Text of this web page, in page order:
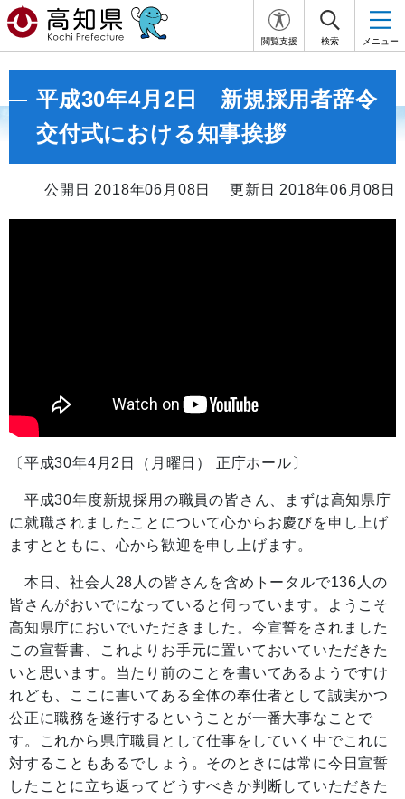
閲覧支援 検索 メニュー
平成30年4月2日 新規採用者辞令
交付式における知事挨拶
公開日 2018年06月08日 更新日 2018年06月08日
〔平成30年4月2日（月曜日） 正庁ホール〕
平成30年度新規採用の職員の皆さん、まずは高知県庁
に就職されましたことについて心からお慶びを申し上げ
ますとともに、心から歓迎を申し上げます。
本日、社会人28人の皆さんを含めトータルで136人の
皆さんがおいでになっていると伺っています。ようこそ
高知県庁においでいただきました。今宣誓をされました
この宣誓書、これよりお手元に置いておいていただきた
いと思います。当たり前のことを書いてあるようですけ
れども、ここに書いてある全体の奉仕者として誠実かつ
公正に職務を遂行するということが一番大事なことで
す。これから県庁職員として仕事をしていく中でこれに
対することもあるでしょう。そのときには常に今日宣誓
したことに立ち返ってどうすべきか判断していただきた